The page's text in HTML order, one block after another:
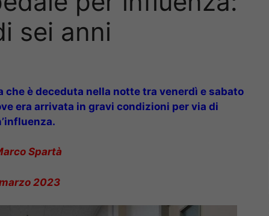
sei anni
che è deceduta nella notte tra venerdì e sabato
era arrivata in gravi condizioni per via di
Spartà
2023